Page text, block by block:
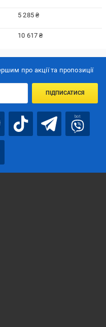
5 285 ₴
10 617 ₴
про акції та пропозиції
ПІДПИСАТИСЯ
bot